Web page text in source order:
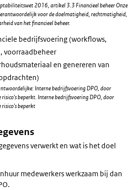
2016, artikel 3.3 Financieel beheer Onze
voor de doelmatigheid, rechtmatigheid,
van het financieel beheer.
bedrijfsvoering (workflows,
voorraadbeheer
en genereren van
Interne bedrijfsvoering DPO, door
beperkt. Interne bedrijfsvoering DPO, door
beperkt
verwerkt en wat is het doel
medewerkers werkzaam bij dan